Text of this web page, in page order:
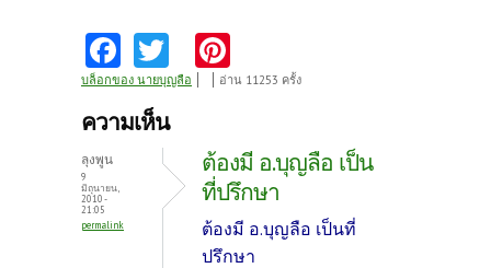
Fa
ce
b
k
w
itt
nt
es
t
บล็อกของ นายบุญลือ อ่าน 11253 ครั้ง
ความเห็น
ลุงพูน
9
มิถุนายน,
2010 -
21:05
permalink
ต้องมี อ.บุญลือ เป็น
ที่ปรึกษา
ต้องมี อ.บุญลือ เป็นที่
ปรึกษา